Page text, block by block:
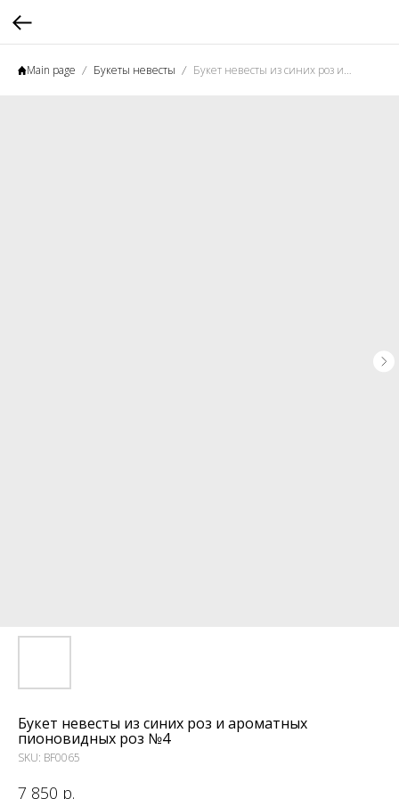
Main page Букеты невесты Букет невесты из синих роз и ароматных пионовидных роз №4
Букет невесты из синих роз и ароматных
пионовидных роз №4
SKU: BF0065
7 850 р.